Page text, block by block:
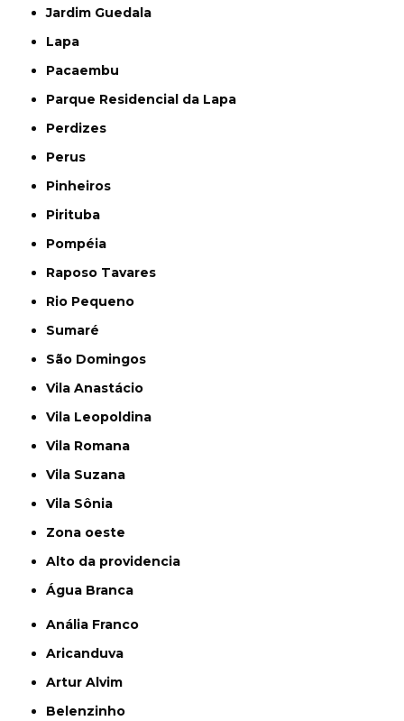
Jardim Guedala
Lapa
Pacaembu
Parque Residencial da Lapa
Perdizes
Perus
Pinheiros
Pirituba
Pompéia
Raposo Tavares
Rio Pequeno
Sumaré
São Domingos
Vila Anastácio
Vila Leopoldina
Vila Romana
Vila Suzana
Vila Sônia
Zona oeste
alto da providencia
Água Branca
Anália Franco
Aricanduva
Artur Alvim
Belenzinho